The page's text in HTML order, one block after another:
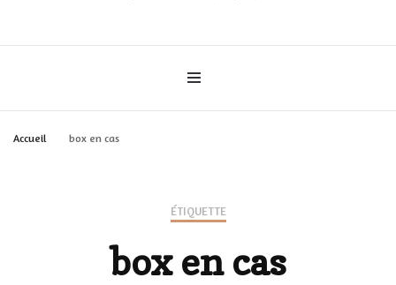
Accueil box en cas
ÉTIQUETTE
box en cas